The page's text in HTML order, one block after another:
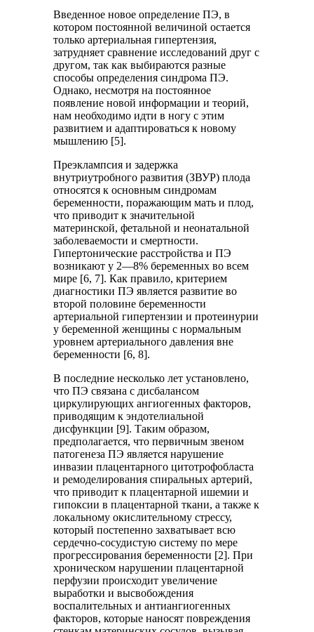
Введенное новое определение ПЭ, в
котором постоянной величиной остается
только артериальная гипертензия,
затрудняет сравнение исследований друг с
другом, так как выбираются разные
способы определения синдрома ПЭ.
Однако, несмотря на постоянное
появление новой информации и теорий,
нам необходимо идти в ногу с этим
развитием и адаптироваться к новому
мышлению [5].
Преэклампсия и задержка
внутриутробного развития (ЗВУР) плода
относятся к основным синдромам
беременности, поражающим мать и плод,
что приводит к значительной
материнской, фетальной и неонатальной
заболеваемости и смертности.
Гипертонические расстройства и ПЭ
возникают у 2—8% беременных во всем
мире [6, 7]. Как правило, критерием
диагностики ПЭ является развитие во
второй половине беременности
артериальной гипертензии и протеинурии
у беременной женщины с нормальным
уровнем артериального давления вне
беременности [6, 8].
В последние несколько лет установлено,
что ПЭ связана с дисбалансом
циркулирующих ангиогенных факторов,
приводящим к эндотелиальной
дисфункции [9]. Таким образом,
предполагается, что первичным звеном
патогенеза ПЭ является нарушение
инвазии плацентарного цитотрофобласта
и ремоделирования спиральных артерий,
что приводит к плацентарной ишемии и
гипоксии в плацентарной ткани, а также к
локальному окислительному стрессу,
который постепенно захватывает всю
сердечно-сосудистую систему по мере
прогрессирования беременности [2]. При
хроническом нарушении плацентарной
перфузии происходит увеличение
выработки и высвобождения
воспалительных и антиангиогенных
факторов, которые наносят повреждения